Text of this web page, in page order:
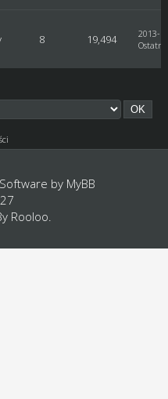
8 19,494
2013-
Ostatni
by MyBB
Rooloo